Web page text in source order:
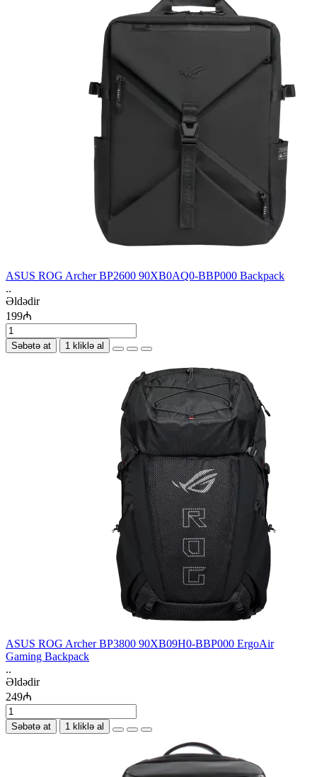
ASUS ROG Archer BP2600 90XB0AQ0-BBP000 Backpack
..
Əldədir
199₼
Səbətə at 1 kliklə al
ASUS ROG Archer BP3800 90XB09H0-BBP000 ErgoAir
Gaming Backpack
..
Əldədir
249₼
Səbətə at 1 kliklə al